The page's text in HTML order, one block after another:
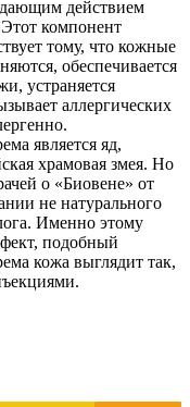
действием
компонент
тому, что кожные
обеспечивается
устраняется
аллергических
является яд,
храмовая змея. Но
о «Биовене» от
не натурального
Именно этому
подобный
кожа выглядит так,